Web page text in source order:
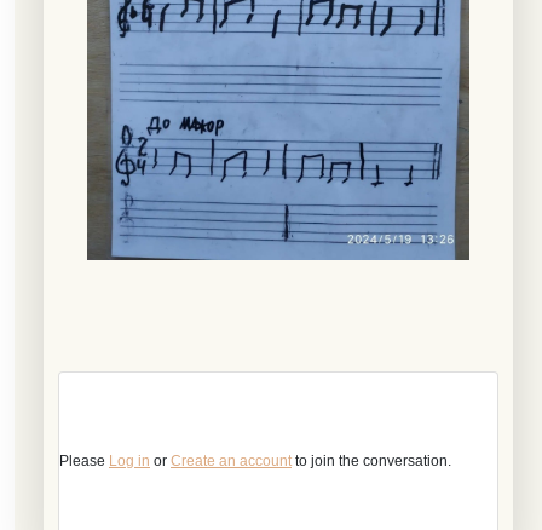
Please Log in or Create an accountto join the conversation.